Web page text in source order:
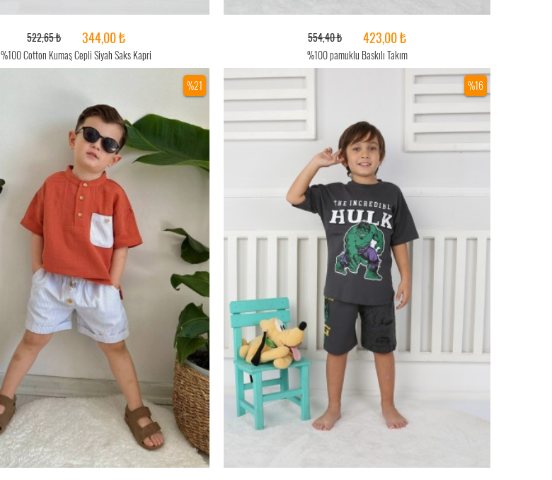
522,65 ₺ 344,00 ₺
%100 Cotton Kumaş Cepli Siyah Saks Kapri
554,40 ₺ 423,00 ₺
%100 pamuklu Baskılı Takım
%21 %16